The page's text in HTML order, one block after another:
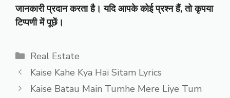
जानकारी प्रदान करता है। यदि आपके कोई प्रश्न हैं, तो कृपया
टिप्पणी में पूछें।
Categories
Real Estate
Kaise Kahe Kya Hai Sitam Lyrics
Kaise Batau Main Tumhe Mere Liye Tum